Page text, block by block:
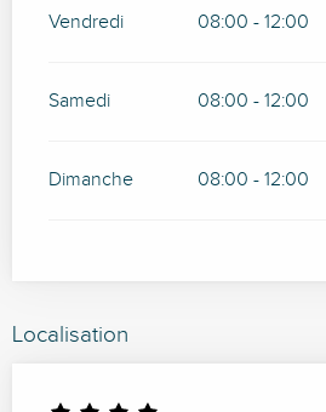
Vendredi 08:00 - 12:00
Samedi 08:00 - 12:00
Dimanche 08:00 - 12:00
Localisation